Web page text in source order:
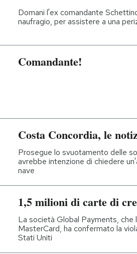
Domani l'ex comandante
naufragio, per assistere a una
Comandante!
Costa Concordia, le
Prosegue lo svuotamento delle
avrebbe intenzione di chiedere
nave
1,5 milioni di carte di
La società Global Payments,
MasterCard, ha confermato la
Stati Uniti